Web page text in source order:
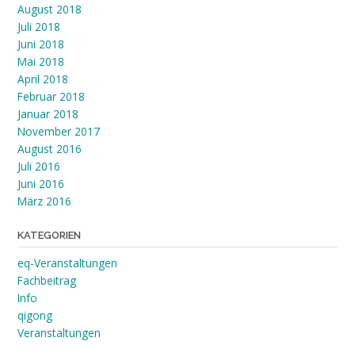
August 2018
Juli 2018
Juni 2018
Mai 2018
April 2018
Februar 2018
Januar 2018
November 2017
August 2016
Juli 2016
Juni 2016
März 2016
KATEGORIEN
eq-Veranstaltungen
Fachbeitrag
Info
qigong
Veranstaltungen